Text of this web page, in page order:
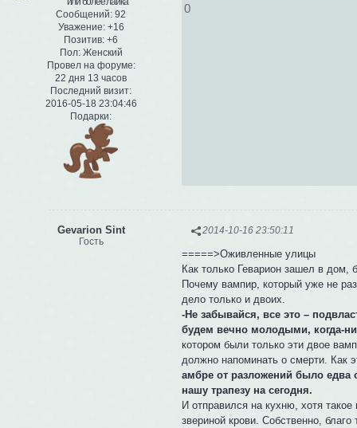
Сообщений: 92
Уважение: +16
Позитив: +6
Пол:Женский
Провел на форуме:
22 дня 13 часов
Последний визит:
2016-05-18 23:04:46
Подарки:
0
2014-10-16 23:50:11
Gevarion Sint
Гость
=====>Оживленные улицы
Как только Геварион зашел в
Почему вампир, который уже не
дело только и двоих.
-Не забывайся, все это –
будем вечно молодыми, когда-
котором были только эти двое
должно напоминать о смерти. Как
амбре от разложений было
нашу трапезу на сегодня.
И отправился на кухню, хотя
звериной крови. Собственно,